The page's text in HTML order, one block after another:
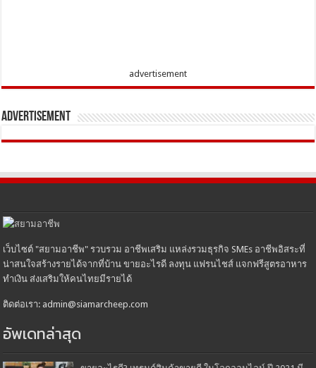
advertisement
Advertisement
เว็บไซต์ "สยามอาชีพ" รวบรวม อาชีพเสริม แหล่งรวมธุรกิจ SMEs อาชีพอิสระที่
น่าสนใจสร้างรายได้จากที่บ้าน ขายอะไรดี ลงทุน แฟรนไชส์ แจกฟรีสูตรอาหาร
ทำเงิน ส่งเสริมให้คนไทยมีรายได้
ติดต่อเรา: admin@siamarcheep.com
อัพเดทล่าสุด